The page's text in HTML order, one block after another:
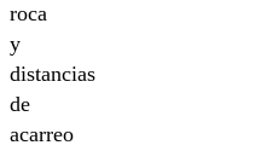
roca
y
distancias
de
acarreo